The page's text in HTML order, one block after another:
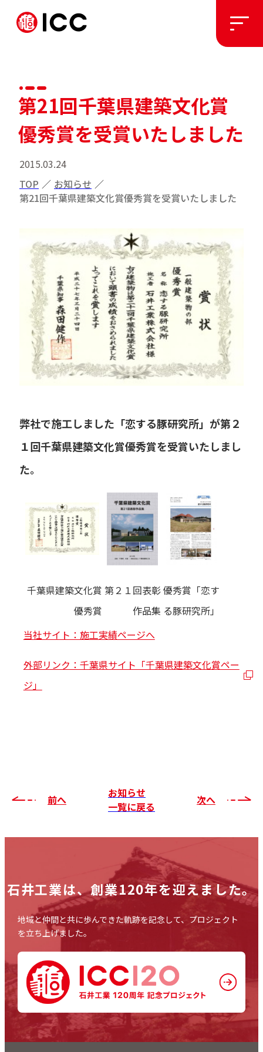
施工実績
お知らせ
プライバシーポリシー
セキュリティポリシー
第21回千葉県建築文化賞
優秀賞を受賞いたしました
2015.03.24
TOP ／ お知らせ ／
第21回千葉県建築文化賞優秀賞を受賞いたしました
弊社で施工しました「恋する豚研究所」が第２
１回千葉県建築文化賞優秀賞を受賞いたしまし
た。
千葉県建築文化賞
優秀賞
第２１回表彰
作品集
優秀賞「恋す
る豚研究所」
当社サイト：施工実績ページへ
外部リンク：千葉県サイト「千葉県建築文化賞ペー
ジ」
前へ
お知らせ
一覧に戻る
次へ
石井工業は、創業120年を迎えました。
地域と仲間と共に歩んできた軌跡を記念して、プロジェクト
を立ち上げました。